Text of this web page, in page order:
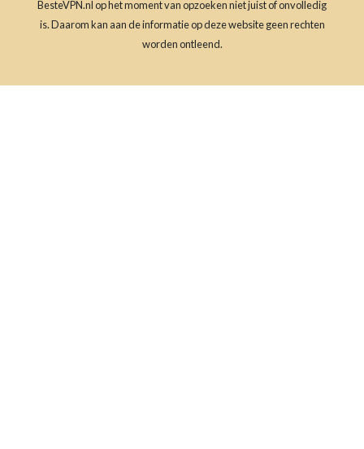
BesteVPN.nl op het moment van opzoeken niet juist of onvolledig
is. Daarom kan aan de informatie op deze website geen rechten
worden ontleend.